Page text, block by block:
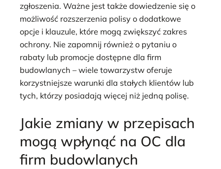
zgłoszenia. Ważne jest także dowiedzenie się o
możliwość rozszerzenia polisy o dodatkowe
opcje i klauzule, które mogą zwiększyć zakres
ochrony. Nie zapomnij również o pytaniu o
rabaty lub promocje dostępne dla firm
budowlanych – wiele towarzystw oferuje
korzystniejsze warunki dla stałych klientów lub
tych, którzy posiadają więcej niż jedną polisę.
Jakie zmiany w przepisach
mogą wpłynąć na OC dla
firm budowlanych